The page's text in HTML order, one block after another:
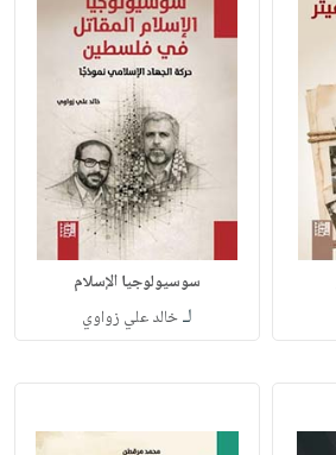
سوسيولوجيا الإسلام
لـخالد علي زواوي